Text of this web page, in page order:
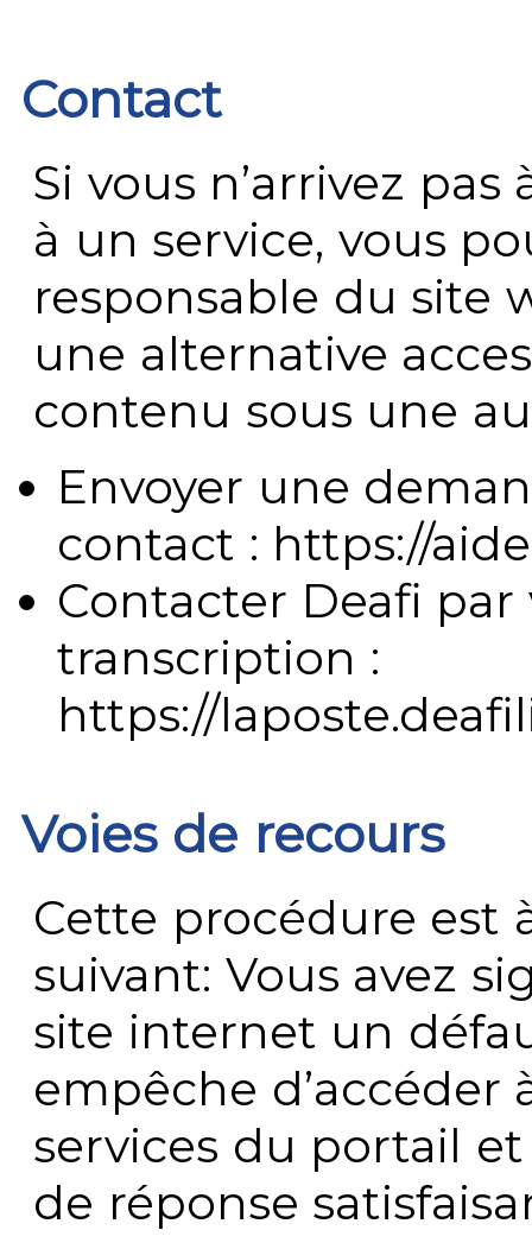
Contact
Si vous n’arrivez
à un service, vous
responsable du site
une alternative
contenu sous une
Envoyer une
contact : https://
Contacter Deafi
transcription :
https://
Voies de recours
Cette procédure est
suivant: Vous avez
site internet un
empêche
services du portail
de réponse